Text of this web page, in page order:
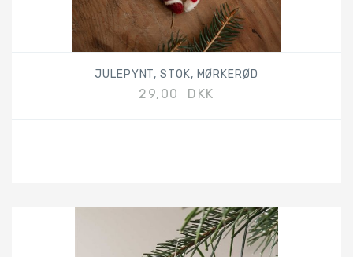
JULEPYNT, STOK, MØRKERØD
29,00 DKK